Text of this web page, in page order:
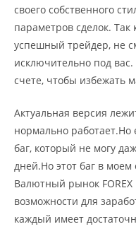
своего собственного
параметров сделок.
успешный трейдер, не
исключительно под
счете, чтобы избежать
Актуальная версия
нормально
баг, который не могу
дней.Но этот баг в
Валютный рынок
возможности для
каждый имеет